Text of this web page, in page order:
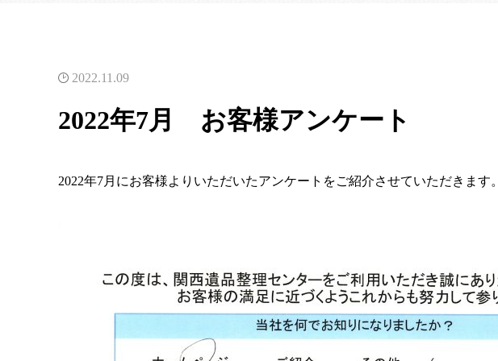
2022.11.09
2022年7月 お客様アンケート
2022年7月にお客様よりいただいたアンケートをご紹介させていただきます。